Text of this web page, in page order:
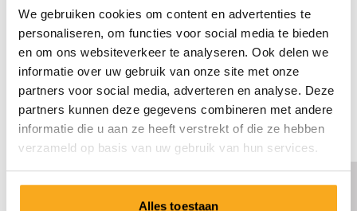
We gebruiken cookies om content en advertenties te
personaliseren, om functies voor social media te bieden
en om ons websiteverkeer te analyseren. Ook delen we
informatie over uw gebruik van onze site met onze
partners voor social media, adverteren en analyse. Deze
partners kunnen deze gegevens combineren met andere
informatie die u aan ze heeft verstrekt of die ze hebben
verzameld op basis van uw gebruik van hun services.
Alles toestaan
Hier spaar je voor.
Speciaal voor ons Loyalty Program ontwikkelen wij exclusieve
ON THAT ASS items. Bekijk een paar van onze bestsellers
hieronder!